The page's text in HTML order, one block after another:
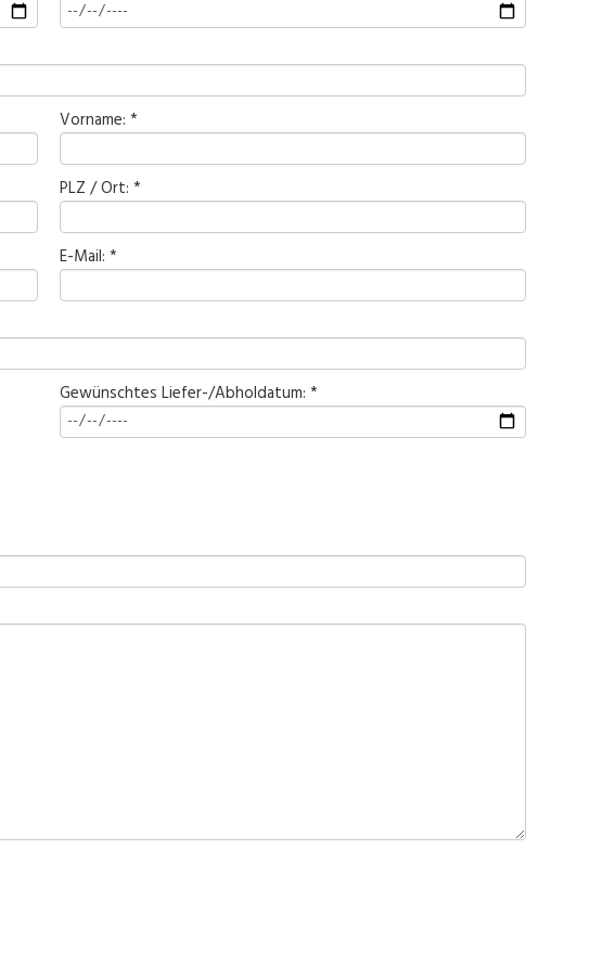
Vorname: *
PLZ / Ort: *
E-Mail: *
Gewünschtes Liefer-/Abholdatum: *